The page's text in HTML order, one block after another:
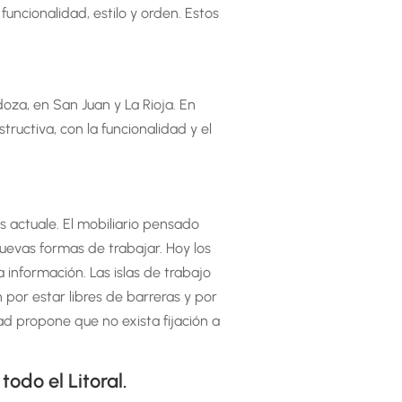
estilo y orden. Estos
en San Juan y La Rioja. En
con la funcionalidad y el
actuale. El mobiliario pensado
formas de trabajar. Hoy los
Las islas de trabajo
estar libres de barreras y por
propone que no exista fijación a
el Litoral.